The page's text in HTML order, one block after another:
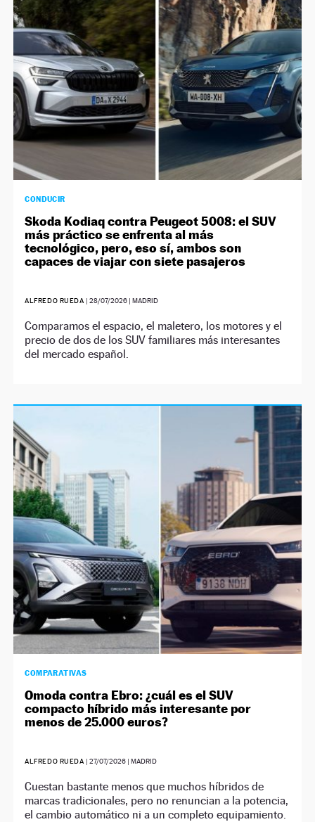
NEWSLETTER
SÍGUENOS
CONDUCIR
Skoda Kodiaq contra Peugeot 5008: el SUV
más práctico se enfrenta al más
tecnológico, pero, eso sí, ambos son
capaces de viajar con siete pasajeros
ALFREDO RUEDA | 28/07/2026| MADRID
Comparamos el espacio, el maletero, los motores y el
precio de dos de los SUV familiares más interesantes
del mercado español.
COMPARATIVAS
Omoda contra Ebro: ¿cuál es el SUV
compacto híbrido más interesante por
menos de 25.000 euros?
ALFREDO RUEDA | 27/07/2026| MADRID
Cuestan bastante menos que muchos híbridos de
marcas tradicionales, pero no renuncian a la potencia,
el cambio automático ni a un completo equipamiento.